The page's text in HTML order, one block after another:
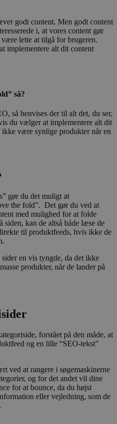
godt content. Men godt content
i, at vores content gør
lette at tilgå for brugeren.
implementere alt dit content
så?
så henvises der til alt det, du ser,
du vælger at implementere alt dit
være synlige produkter når en
gør du det muligt at
the fold”. Det gør du ved at
med mulighed for at folde
siden, kan de altså både læse de
til produktfeeds, hvis ikke de
en vis tyngde, da det ikke
produkter, når de lander på
forstået på den måde, at
og en lille “SEO-tekst”
ved at rangere i søgemaskinerne
og for det andet vil dine
for at bounce, da du højst
eller vejledning, som de